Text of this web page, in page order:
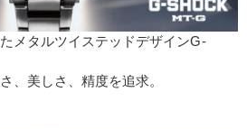
メタルツイステッドデザインG-
、美しさ、精度を追求。